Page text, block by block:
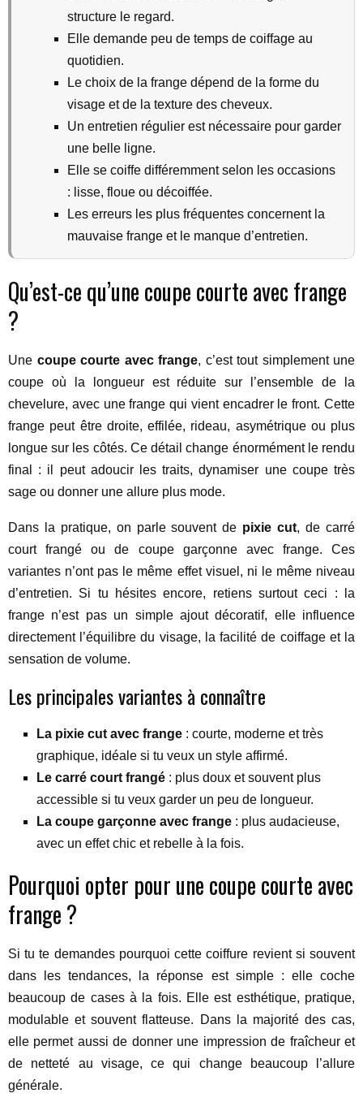
structure le regard.
Elle demande peu de temps de coiffage au
quotidien.
Le choix de la frange dépend de la forme du
visage et de la texture des cheveux.
Un entretien régulier est nécessaire pour garder
une belle ligne.
Elle se coiffe différemment selon les occasions
: lisse, floue ou décoiffée.
Les erreurs les plus fréquentes concernent la
mauvaise frange et le manque d’entretien.
Qu’est-ce qu’une coupe courte avec frange
?
Une coupe courte avec frange, c’est tout simplement une
coupe où la longueur est réduite sur l’ensemble de la
chevelure, avec une frange qui vient encadrer le front. Cette
frange peut être droite, effilée, rideau, asymétrique ou plus
longue sur les côtés. Ce détail change énormément le rendu
final : il peut adoucir les traits, dynamiser une coupe très
sage ou donner une allure plus mode.
Dans la pratique, on parle souvent de pixie cut, de carré
court frangé ou de coupe garçonne avec frange. Ces
variantes n’ont pas le même effet visuel, ni le même niveau
d’entretien. Si tu hésites encore, retiens surtout ceci : la
frange n’est pas un simple ajout décoratif, elle influence
directement l’équilibre du visage, la facilité de coiffage et la
sensation de volume.
Les principales variantes à connaître
La pixie cut avec frange : courte, moderne et très
graphique, idéale si tu veux un style affirmé.
Le carré court frangé : plus doux et souvent plus
accessible si tu veux garder un peu de longueur.
La coupe garçonne avec frange : plus audacieuse,
avec un effet chic et rebelle à la fois.
Pourquoi opter pour une coupe courte avec
frange ?
Si tu te demandes pourquoi cette coiffure revient si souvent
dans les tendances, la réponse est simple : elle coche
beaucoup de cases à la fois. Elle est esthétique, pratique,
modulable et souvent flatteuse. Dans la majorité des cas,
elle permet aussi de donner une impression de fraîcheur et
de netteté au visage, ce qui change beaucoup l’allure
générale.